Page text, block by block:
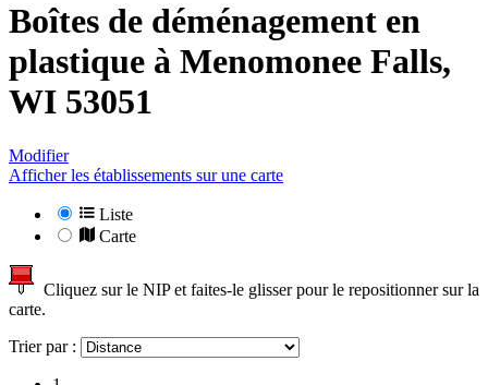
Boîtes de déménagement en
plastique à Menomonee Falls,
WI 53051
Modifier
Afficher les établissements sur une carte
Liste
Carte
Cliquez sur le NIP et faites-le glisser pour le repositionner sur la
carte.
Trier par :